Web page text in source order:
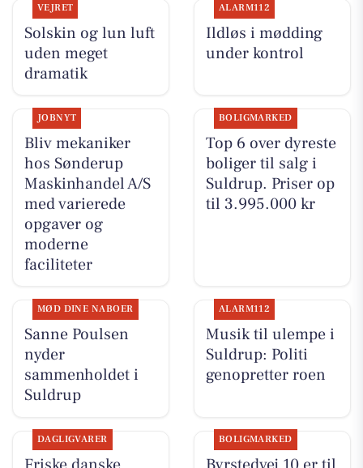
VEJRET
Solskin og lun luft
uden meget
dramatik
ALARM112
Ildløs i mødding
under kontrol
JOBNYT
Bliv mekaniker
hos Sønderup
Maskinhandel A/S
med varierede
opgaver og
moderne
faciliteter
BOLIGMARKED
Top 6 over dyreste
boliger til salg i
Suldrup. Priser op
til 3.995.000 kr
MØD DINE NABOER
Sanne Poulsen
nyder
sammenholdet i
Suldrup
ALARM112
Musik til ulempe i
Suldrup: Politi
genopretter roen
DAGLIGVARER BOLIGMARKED